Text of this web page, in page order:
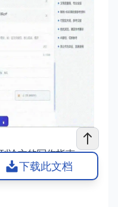
论文的写作指南
下载此文档